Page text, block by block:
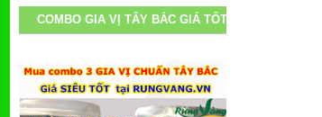
COMBO GIA VỊ TÂY BẮC GIÁ TỐT